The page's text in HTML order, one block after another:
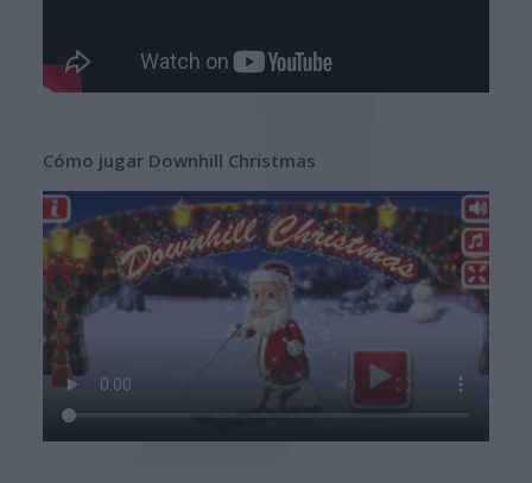
Cómo jugar Downhill Christmas